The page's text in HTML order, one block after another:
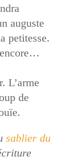
auguste
petitesse.
L’arme
de
sablier du